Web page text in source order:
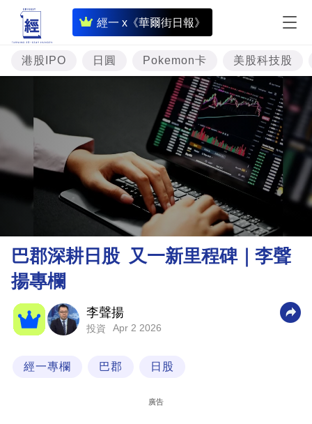
經一 x《華爾街日報》
即
時
財
經
投
樓
市
理
財
業
科
港股IPO 日圓 Pokemon卡 美股科技股
巴郡深耕日股 又一新里程碑｜李聲
揚專欄
李聲揚
投資 Apr 2 2026
經一專欄 巴郡 日股
廣告